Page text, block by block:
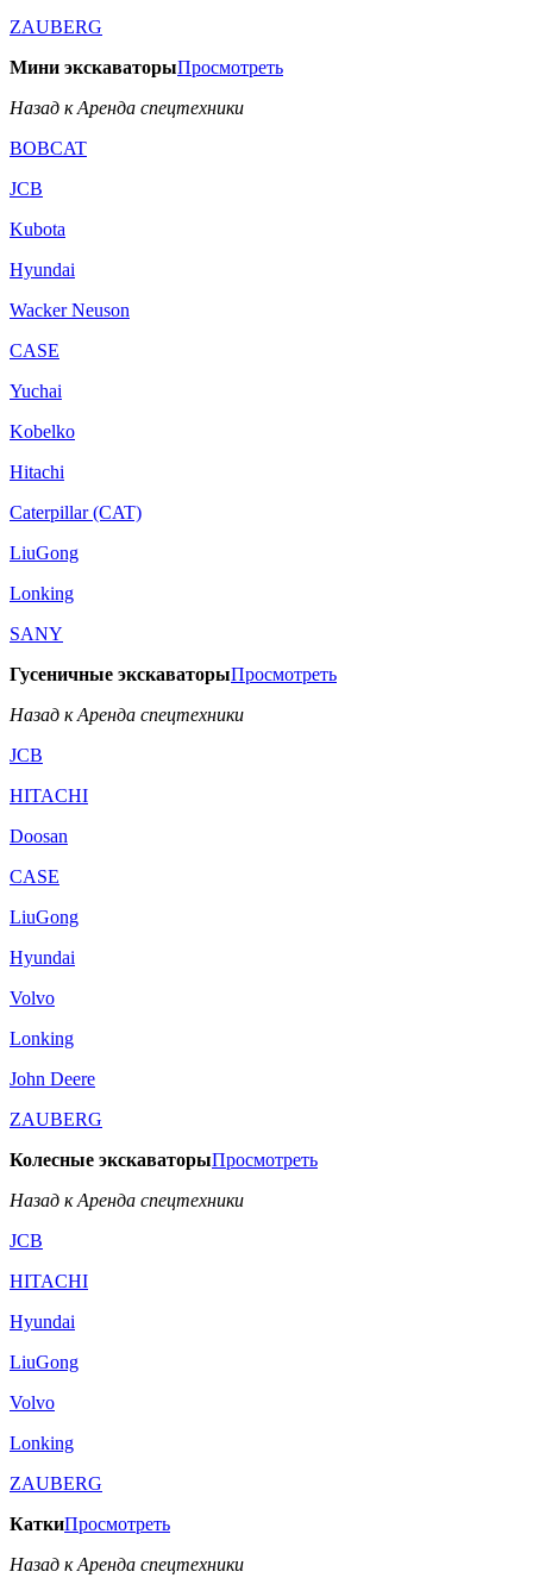
ZAUBERG
Мини экскаваторыПросмотреть
Назад к Аренда спецтехники
BOBCAT
JCB
Kubota
Hyundai
Wacker Neuson
CASE
Yuchai
Kobelko
Hitachi
Caterpillar (CAT)
LiuGong
Lonking
SANY
Гусеничные экскаваторыПросмотреть
Назад к Аренда спецтехники
JCB
HITACHI
Doosan
CASE
LiuGong
Hyundai
Volvo
Lonking
John Deere
ZAUBERG
Колесные экскаваторыПросмотреть
Назад к Аренда спецтехники
JCB
HITACHI
Hyundai
LiuGong
Volvo
Lonking
ZAUBERG
КаткиПросмотреть
Назад к Аренда спецтехники